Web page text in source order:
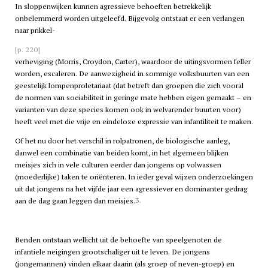
In sloppenwijken kunnen agressieve behoeften betrekkelijk
onbelemmerd worden uitgeleefd. Bijgevolg ontstaat er een verlangen
naar prikkel-
[p. 220]
verheviging (Morris, Croydon, Carter), waardoor de uitingsvormen feller
worden, escaleren. De aanwezigheid in sommige volksbuurten van een
geestelijk lompenproletariaat (dat betreft dan groepen die zich vooral
de normen van sociabiliteit in geringe mate hebben eigen gemaakt – en
varianten van deze species komen ook in welvarender buurten voor)
heeft veel met die vrije en eindeloze expressie van infantiliteit te maken.
Of het nu door het verschil in rolpatronen, de biologische aanleg,
danwel een combinatie van beiden komt, in het algemeen blijken
meisjes zich in vele culturen eerder dan jongens op volwassen
(moederlijke) taken te oriënteren. In ieder geval wijzen onderzoekingen
uit dat jongens na het vijfde jaar een agressiever en dominanter gedrag
aan de dag gaan leggen dan meisjes.3.
Benden ontstaan wellicht uit de behoefte van speelgenoten de
infantiele neigingen grootschaliger uit te leven. De jongens
(jongemannen) vinden elkaar daarin (als groep of neven-groep) en